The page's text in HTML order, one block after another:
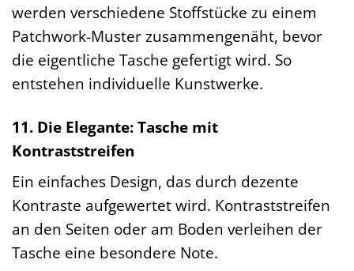
werden verschiedene Stoffstücke zu einem
Patchwork-Muster zusammengenäht, bevor
die eigentliche Tasche gefertigt wird. So
entstehen individuelle Kunstwerke.
11. Die Elegante: Tasche mit
Kontraststreifen
Ein einfaches Design, das durch dezente
Kontraste aufgewertet wird. Kontraststreifen
an den Seiten oder am Boden verleihen der
Tasche eine besondere Note.